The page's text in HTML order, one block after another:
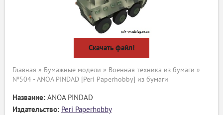
Скачать файл!
Главная » Бумажные модели » Военная техника из бумаги »
№504 - ANOA PINDAD [Peri Paperhobby] из бумаги
Название: ANOA PINDAD
Издательство: Peri Paperhobby